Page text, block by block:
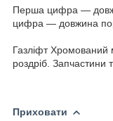
Перша цифра —
цифра — довжина
Газліфт Хромований
роздріб. Запчастини
Приховати